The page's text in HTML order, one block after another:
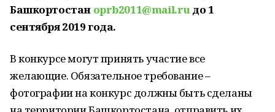
Башкортостан oprb2011@mail.ruдо 1
сентября 2019 года.
В конкурсе могут принять участие все
желающие. Обязательное требование –
фотографии на конкурс должны быть сделаны